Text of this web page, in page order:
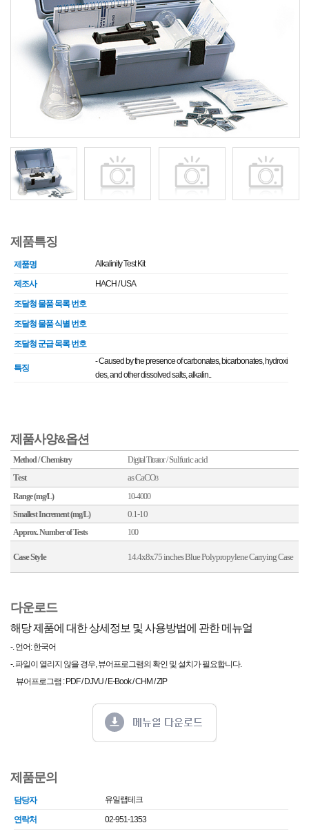
제품특징
제품명 Alkalinity Test Kit
제조사 HACH / USA
조달청 물품 목록 번호
조달청 물품 식별 번호
조달청 군급 목록 번호
특징
- Caused by the presence of carbonates, bicarbonates, hydroxi
des, and other dissolved salts, alkalin..
제품사양&옵션
Method / Chemistry DigitalTitrator/Sulfuric acid
Test
as CaCO3
Range (mg/L)
10-4000
Smallest Increment (mg/L)
0.1-10
Approx. Number of Tests 100
Case Style 14.4x8x75 inches Blue Polypropylene Carrying Case
다운로드
해당 제품에 대한 상세정보 및 사용방법에 관한 메뉴얼
-. 언어: 한국어
-. 파일이 열리지 않을 경우, 뷰어프로그램의 확인 및 설치가 필요합니다.
뷰어프로그램 : PDF / DJVU / E-Book / CHM / ZIP
제품문의
담당자 유일랩테크
연락처 02-951-1353